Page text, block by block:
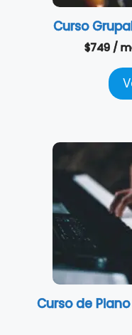
Curso
$749/
Curso de